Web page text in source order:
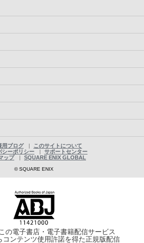
用ブログ
このサイトについて
シーポリシー
サポートセンター
ップ
SQUARE ENIX GLOBAL
© SQUARE ENIX
の電子書店・電子書籍配信サービス
コンテンツ使用許諾を得た正規版配信